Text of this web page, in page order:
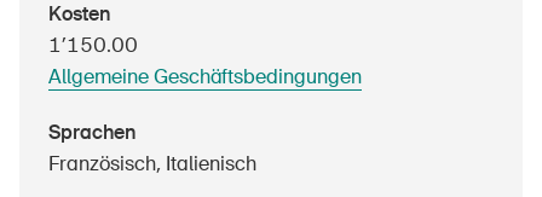
Sichere Produkte
Kontakt & Beratung
Kosten
1’150.00
Allgemeine Geschäftsbedingungen
Sprachen
Französisch, Italienisch